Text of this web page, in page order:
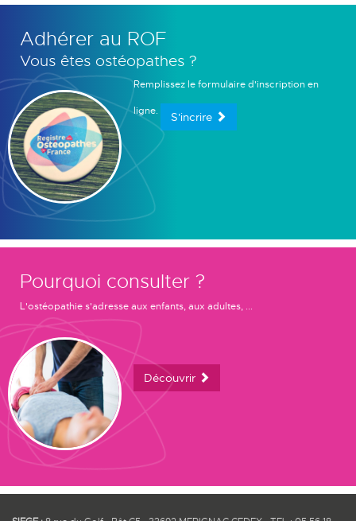
Adhérer au ROF
Vous êtes ostéopathes ?
Remplissez le formulaire d'inscription en
ligne. S'incrire
Pourquoi consulter ?
L'ostéopathie s'adresse aux enfants, aux adultes, ...
Découvrir